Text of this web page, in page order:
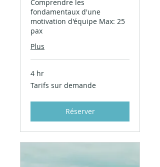
Comprendre les
fondamentaux d'une
motivation d'équipe Max: 25
pax
Plus
4 hr
Tarifs
sur
Tarifs sur demande
Réserver